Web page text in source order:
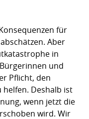
für
Aber
in
und
Pflicht, den
helfen. Deshalb ist
wenn jetzt die
wird. Wir